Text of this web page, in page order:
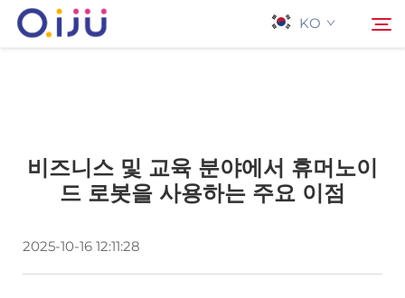
KO
회사 소개
응용 프로그램
비즈니스 및 교육 분야에서 휴머노이
드 로봇을 사용하는 주요 이점
2025-10-16 12:11:28